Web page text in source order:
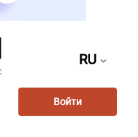
RU
Войти